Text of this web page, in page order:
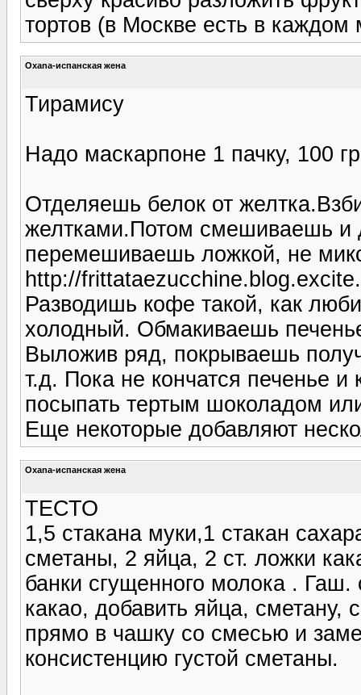
тортов (в Москве есть в каждом
Oxana-испанская жена
Тирамису
Надо маскарпоне 1 пачку, 100
Отделяешь белок от
желтками.Потом смешиваешь и
перемешиваешь ложкой, не
http://
Разводишь кофе такой, как
холодный. Обмакиваешь
Выложив ряд, покрываешь
т.д. Пока не кончатся печенье
посыпать тертым шоколадом
Еще некоторые добавляют
Oxana-испанская жена
ТЕСТО
1,5 стакана муки,1 стакан
сметаны, 2 яйца, 2 ст. ложки
банки сгущенного молока .
какао, добавить яйца,
прямо в чашку со смесью и
консистенцию густой сметаны.